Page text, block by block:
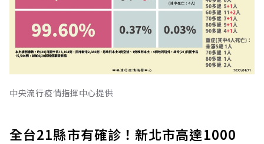
中央流行疫情指揮中心提供
全台21縣市有確診！新北市高達1000